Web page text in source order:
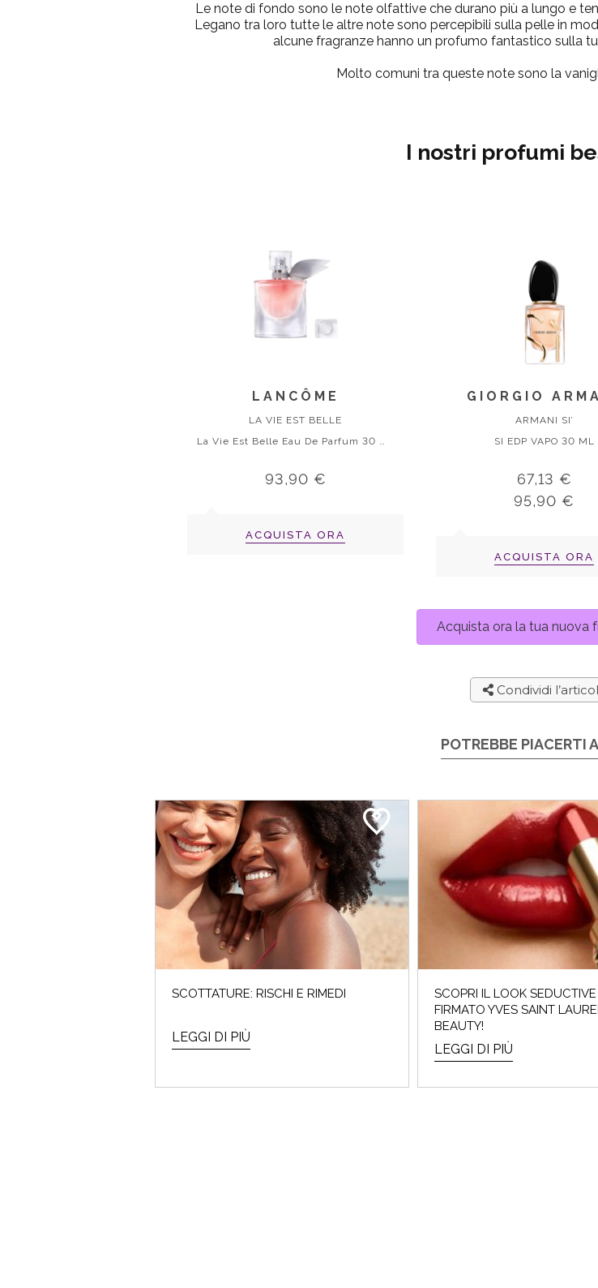
Le note di fondo sono le note olfattive che durano più a lungo e
Legano tra loro tutte le altre note sono percepibili sulla pelle in
alcune fragranze hanno un profumo fantastico sulla
Molto comuni tra queste note sono la
I nostri profumi
LANCÔME
LA VIE EST BELLE
La Vie Est Belle Eau De Parfum 30 Ml Vaporisateur
93,90 €
ACQUISTA ORA
GIORGIO
ARMANI SI’
SI EDP VAPO 30 ML
67,13 €
95,90 €
ACQUISTA ORA
Acquista ora la tua nuova
Condividi
POTREBBE PIACERTI
SCOTTATURE: RISCHI E RIMEDI
LEGGI DI PIÙ
SCOPRI IL LOOK
FIRMATO YVES SAINT
BEAUTY!
LEGGI DI PIÙ